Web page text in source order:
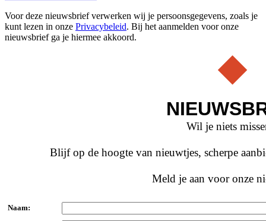
Voor deze nieuwsbrief verwerken wij je persoonsgegevens, zoals je
kunt lezen in onze Privacybeleid. Bij het aanmelden voor onze
nieuwsbrief ga je hiermee akkoord.
Wil je niets
Blijf op de hoogte van nieuwtjes, scherpe
Meld je aan voor onze
Naam: